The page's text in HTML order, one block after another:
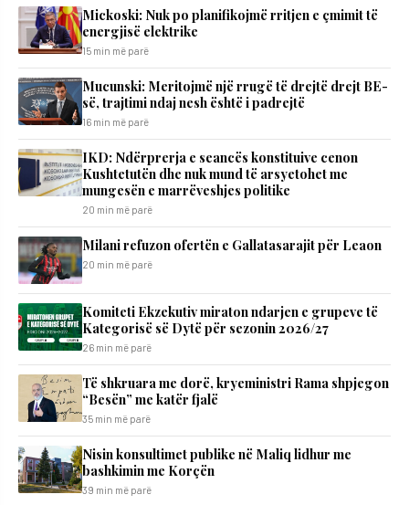
Mickoski: Nuk po planifikojmë rritjen e çmimit të
energjisë elektrike
15 min më parë
Mucunski: Meritojmë një rrugë të drejtë drejt BE-
së, trajtimi ndaj nesh është i padrejtë
16 min më parë
IKD: Ndërprerja e seancës konstituive cenon
Kushtetutën dhe nuk mund të arsyetohet me
mungesën e marrëveshjes politike
20 min më parë
Milani refuzon ofertën e Gallatasarajit për Leaon
20 min më parë
Komiteti Ekzekutiv miraton ndarjen e grupeve të
Kategorisë së Dytë për sezonin 2026/27
26 min më parë
Të shkruara me dorë, kryeministri Rama shpjegon
“Besën” me katër fjalë
35 min më parë
Nisin konsultimet publike në Maliq lidhur me
bashkimin me Korçën
39 min më parë